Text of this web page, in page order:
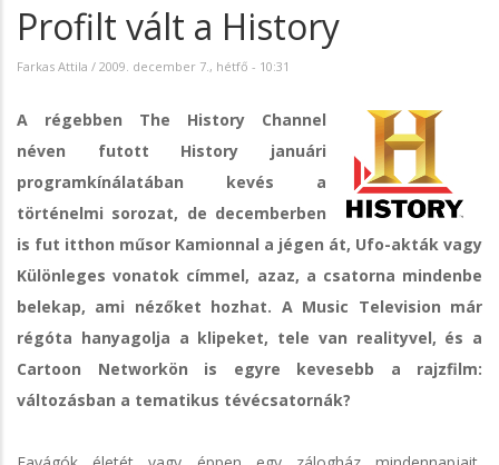
Profilt vált a History
Farkas Attila / 2009. december 7., hétfő - 10:31
A régebben The History Channel
néven futott History januári
programkínálatában kevés a
történelmi sorozat, de decemberben
is fut itthon műsor Kamionnal a jégen át, Ufo-akták vagy
Különleges vonatok címmel, azaz, a csatorna mindenbe
belekap, ami nézőket hozhat. A Music Television már
régóta hanyagolja a klipeket, tele van realityvel, és a
Cartoon Networkön is egyre kevesebb a rajzfilm:
változásban a tematikus tévécsatornák?